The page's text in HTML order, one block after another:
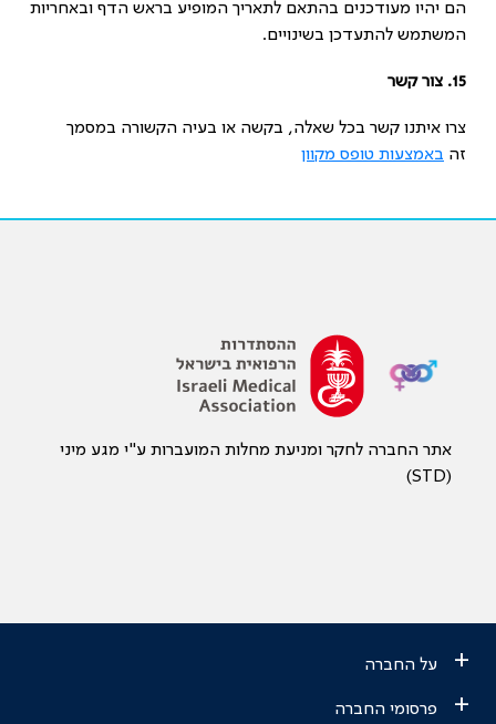
הם יהיו מעודכנים בהתאם לתאריך המופיע בראש הדף ובאחריות
המשתמש להתעדכן בשינויים.
15
. צור קשר
צרו איתנו קשר בכל שאלה, בקשה או בעיה הקשורה במסמך
זה באמצעות טופס מקוון
אתר החברה לחקר ומניעת מחלות המועברות ע"י מגע מיני
(STD)
+ על החברה
+ פרסומי החברה